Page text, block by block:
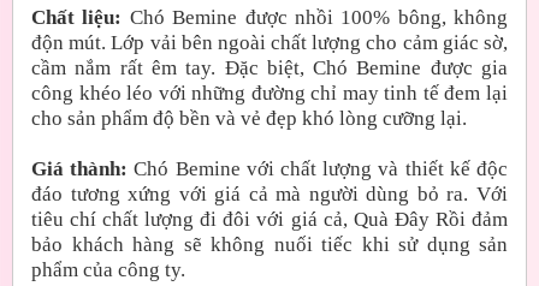
Chất liệu: Chó Bemine được nhồi 100% bông, không
độn mút. Lớp vải bên ngoài chất lượng cho cảm giác sờ,
cầm nắm rất êm tay. Đặc biệt, Chó Bemine được gia
công khéo léo với những đường chỉ may tinh tế đem lại
cho sản phẩm độ bền và vẻ đẹp khó lòng cưỡng lại.
Giá thành:Chó Bemine với chất lượng và thiết kế độc
đáo tương xứng với giá cả mà người dùng bỏ ra. Với
tiêu chí chất lượng đi đôi với giá cả, Quà Đây Rồi đảm
bảo khách hàng sẽ không nuối tiếc khi sử dụng sản
phẩm của công ty.